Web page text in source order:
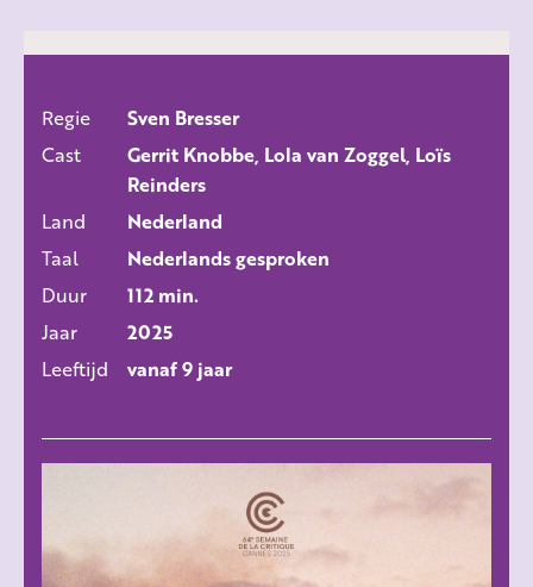
Regie
Sven Bresser
Cast
Gerrit Knobbe, Lola van Zoggel, Loïs
Reinders
Land
Nederland
Taal
Nederlands gesproken
Duur
112 min.
Jaar
2025
Leeftijd
vanaf 9 jaar